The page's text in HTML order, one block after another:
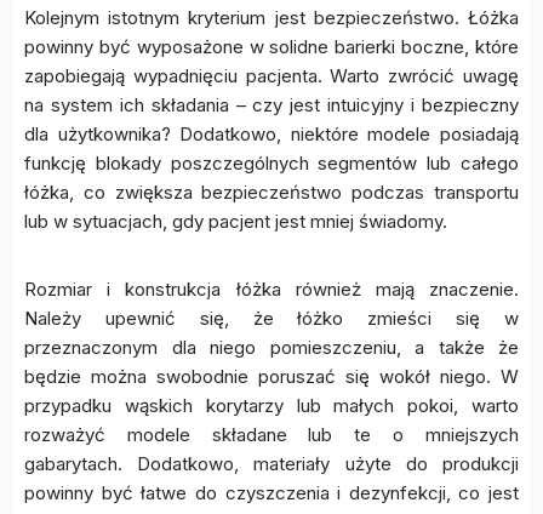
Kolejnym istotnym kryterium jest bezpieczeństwo. Łóżka
powinny być wyposażone w solidne barierki boczne, które
zapobiegają wypadnięciu pacjenta. Warto zwrócić uwagę
na system ich składania – czy jest intuicyjny i bezpieczny
dla użytkownika? Dodatkowo, niektóre modele posiadają
funkcję blokady poszczególnych segmentów lub całego
łóżka, co zwiększa bezpieczeństwo podczas transportu
lub w sytuacjach, gdy pacjent jest mniej świadomy.
Rozmiar i konstrukcja łóżka również mają znaczenie.
Należy upewnić się, że łóżko zmieści się w
przeznaczonym dla niego pomieszczeniu, a także że
będzie można swobodnie poruszać się wokół niego. W
przypadku wąskich korytarzy lub małych pokoi, warto
rozważyć modele składane lub te o mniejszych
gabarytach. Dodatkowo, materiały użyte do produkcji
powinny być łatwe do czyszczenia i dezynfekcji, co jest